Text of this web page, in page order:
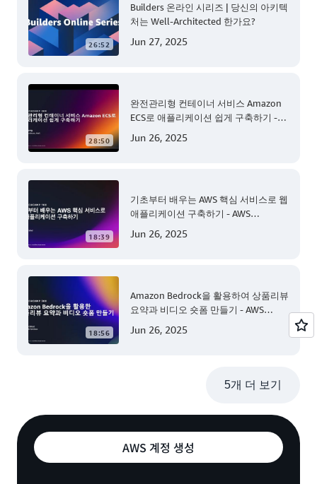
26:52
Builders 온라인 시리즈 | 당신의 아키텍
처는 Well-Architected 한가요?
Jun 27, 2025
28:50
완전관리형 컨테이너 서비스 Amazon
ECS로 애플리케이션 쉽게 구축하기 -
Jun 26, 2025
18:39
기초부터 배우는 AWS 핵심 서비스로 웹
애플리케이션 구축하기 - AWS
Jun 26, 2025
18:56
Amazon Bedrock을 활용하여 상품리뷰
요약과 비디오 숏폼 만들기 - AWS
Jun 26, 2025
5개 더 보기
AWS 계정 생성